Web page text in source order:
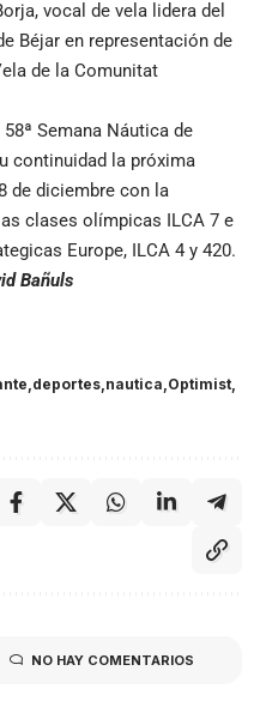
vocal de vela lidera del
Béjar en representación de
de la Comunitat
Semana Náutica de
continuidad la próxima
de diciembre con la
clases olímpicas ILCA 7 e
Europe, ILCA 4 y 420.
Bañuls
deportes nautica Optimist
NO HAY COMENTARIOS